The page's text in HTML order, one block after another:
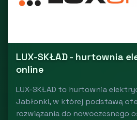
LUX-SKŁAD - hurtownia
online
LUX-SKŁAD to hurtownia
Jabłonki, w której podstawą
rozwiązania do nowoczesnego